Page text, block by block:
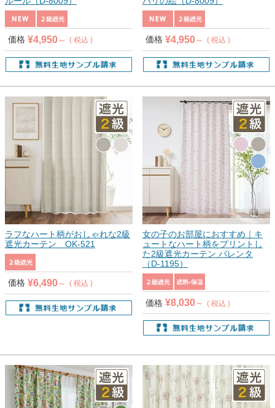
価格 ¥4,950 税込 価格 ¥4,950 税込
ラフなハート柄がおしゃれな2級
遮光カーテン OK-521
価格 ¥6,490 税込
女の子のお部屋におすすめ｜キ
ュートなハート柄をプリントし
た2級遮光カーテン バレンタ
（D-1195）
価格 ¥8,030 税込